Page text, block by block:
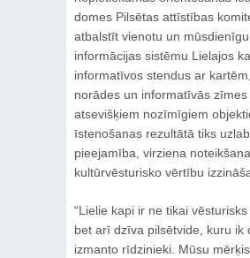
domes Pilsētas attīstības
atbalstīt vienotu un
informācijas sistēmu Lielajos
informatīvos stendus ar
norādes un informatīvās zīmes
atsevišķiem nozīmīgiem
īstenošanas rezultātā tiks
pieejamība, virziena
kultūrvēsturisko vērtību
“Lielie kapi ir ne tikai vēsturisks
bet arī dzīva pilsētvide, kuru ik
izmanto rīdzinieki. Mūsu